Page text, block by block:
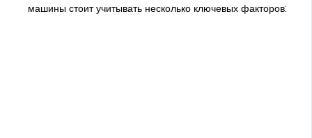
машины стоит учитывать несколько ключевых факторов: